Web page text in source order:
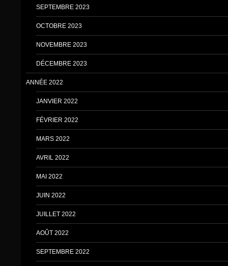
SEPTEMBRE 2023
OCTOBRE 2023
NOVEMBRE 2023
DÉCEMBRE 2023
ANNÉE 2022
JANVIER 2022
FÉVRIER 2022
MARS 2022
AVRIL 2022
MAI 2022
JUIN 2022
JUILLET 2022
AOÛT 2022
SEPTEMBRE 2022